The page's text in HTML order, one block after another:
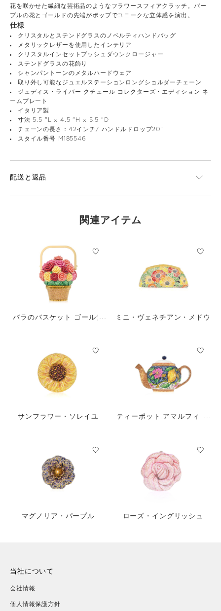
花を咲かせた繊細な芸術品のようなフラワースフィアクラッチ。パー
プルの花とゴールドの先端がポップでユニークな立体感を演出。
仕様
クリスタルとステンドグラスのノベルティハンドバッグ
メタリックレザーを使用したインテリア
クリスタルインセットプッシュダウンクロージャー
ステンドグラスの花飾り
シャンパントーンのメタルハードウェア
取り外し可能なジュエルステーションロングショルダーチェーン
ジュディス・ライバー クチュール コレクターズ・エディション ネ
ームプレート
イタリア製
寸法 5.5 "L x 4.5 "H x 5.5 "D
チェーンの長さ：42インチ/ ハンドルドロップ20"
スタイル番号 M185546
配送と返品
関連アイテム
バラのバスケット ゴールデ
ミニ・ヴェネチアン・メドウ
サンフラワー・ソレイユ
ティーポット アマルフィ レ
マグノリア・パープル ローズ・イングリッシュ
当社について
会社情報
個人情報保護方針